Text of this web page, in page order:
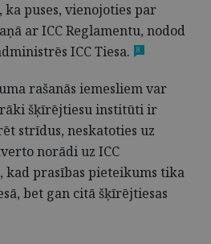
puses, vienojoties par
ar ICC Reglamentu, nodod
ICC Tiesa.
8
rašanās iemesliem var
šķīrējtiesu institūti ir
strīdus, neskatoties uz
norādi uz ICC
kad prasības pieteikums tika
bet gan citā šķīrējtiesas